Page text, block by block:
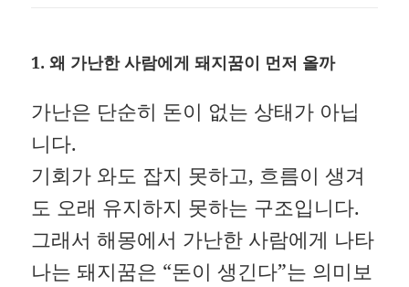
1.왜 가난한 사람에게 돼지꿈이 먼저 올까
가난은 단순히 돈이 없는 상태가 아닙
니다.
기회가 와도 잡지 못하고, 흐름이 생겨
도 오래 유지하지 못하는 구조입니다.
그래서 해몽에서 가난한 사람에게 나타
나는 돼지꿈은 “돈이 생긴다”는 의미보